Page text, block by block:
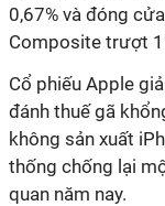
0,67% và đóng
Composite trượt
Cổ phiếu Apple
đánh thuế gã
không sản xuất
thống chống lại
quan năm nay.